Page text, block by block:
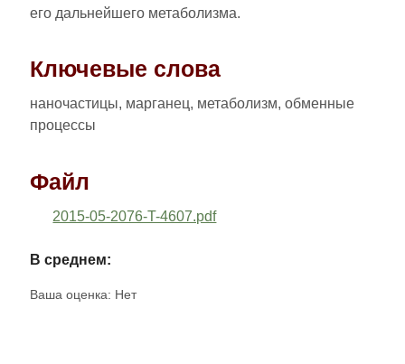
его дальнейшего метаболизма.
Ключевые слова
наночастицы, марганец, метаболизм, обменные
процессы
Файл
2015-05-2076-T-4607.pdf
В среднем:
Ваша оценка: Нет